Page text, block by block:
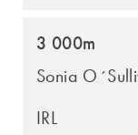
3 000m
Sonia
IRL